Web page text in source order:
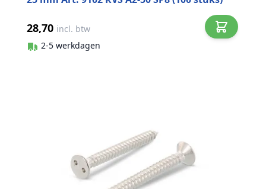
28,70 incl. btw
2-5 werkdagen